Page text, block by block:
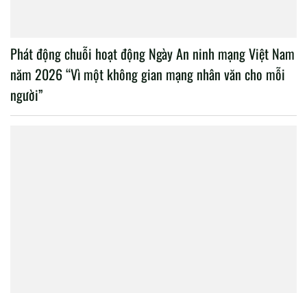
Phát động chuỗi hoạt động Ngày An ninh mạng Việt Nam
năm 2026 “Vì một không gian mạng nhân văn cho mỗi
người”